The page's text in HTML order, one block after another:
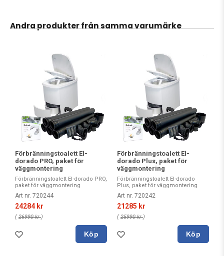
Andra produkter från samma varumärke
Förbränningstoalett El-
dorado PRO, paket för
väggmontering
Förbränningstoalett El-dorado PRO,
paket för väggmontering
Art nr. 720244
24284 kr
( 26990 kr)
Köp
Förbränningstoalett El-
dorado Plus, paket för
väggmontering
Förbränningstoalett El-dorado
Plus, paket för väggmontering
Art nr. 720242
21285 kr
( 25990 kr)
Köp